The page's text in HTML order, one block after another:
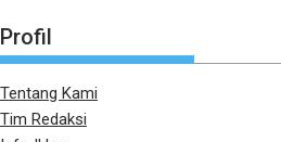
Profil
Tentang Kami
Tim Redaksi